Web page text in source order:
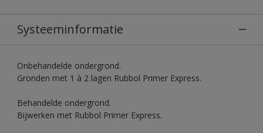
Systeeminformatie
Onbehandelde ondergrond.
Gronden met 1 à 2 lagen Rubbol Primer Express.
Behandelde ondergrond.
Bijwerken met Rubbol Primer Express.